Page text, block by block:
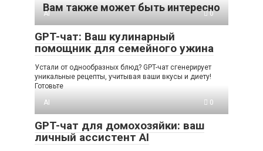
Вам также может быть интересно
AI 0
GPT-чат: Ваш кулинарный
помощник для семейного ужина
Устали от однообразных блюд? GPT-чат сгенерирует
уникальные рецепты, учитывая ваши вкусы и диету!
Готовьте
AI
0
GPT-чат для домохозяйки: ваш
личный ассистент AI